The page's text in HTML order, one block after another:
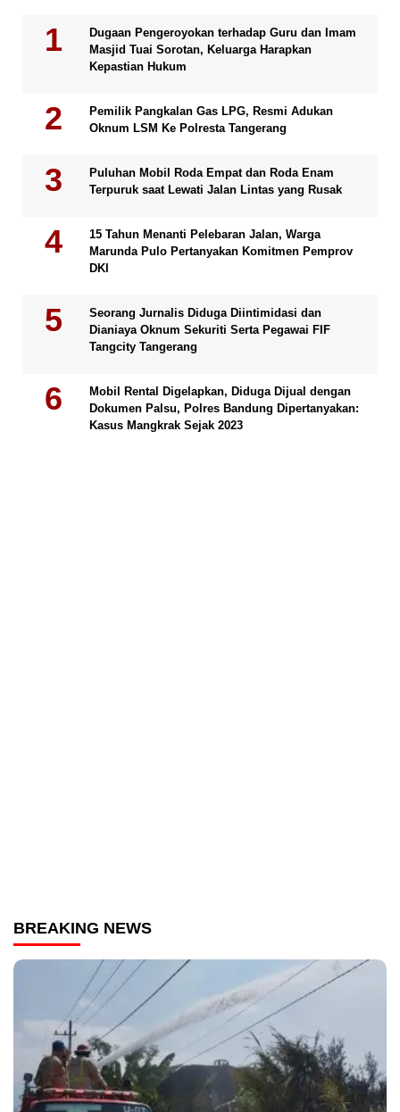
Dugaan Pengeroyokan terhadap Guru dan Imam
Masjid Tuai Sorotan, Keluarga Harapkan
Kepastian Hukum
Pemilik Pangkalan Gas LPG, Resmi Adukan
Oknum LSM Ke Polresta Tangerang
Puluhan Mobil Roda Empat dan Roda Enam
Terpuruk saat Lewati Jalan Lintas yang Rusak
15 Tahun Menanti Pelebaran Jalan, Warga
Marunda Pulo Pertanyakan Komitmen Pemprov
DKI
Seorang Jurnalis Diduga Diintimidasi dan
Dianiaya Oknum Sekuriti Serta Pegawai FIF
Tangcity Tangerang
Mobil Rental Digelapkan, Diduga Dijual dengan
Dokumen Palsu, Polres Bandung Dipertanyakan:
Kasus Mangkrak Sejak 2023
BREAKING NEWS